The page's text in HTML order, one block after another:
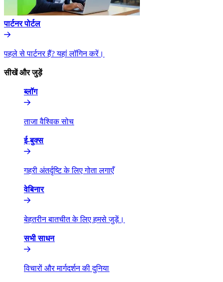
पार्टनर पोर्टल​​
पहले से पार्टनर हैं? यहां लॉगिन करें।​​
सीखें और जुड़ें​​
ब्लॉग​​
ताजा वैश्विक सोच​​
ई-बुक्स​​
गहरी अंतर्दृष्टि के लिए गोता लगाएँ​​
वेबिनार​​
बेहतरीन बातचीत के लिए हमसे जुड़ें।​​
सभी साधन​​
विचारों और मार्गदर्शन की दुनिया​​